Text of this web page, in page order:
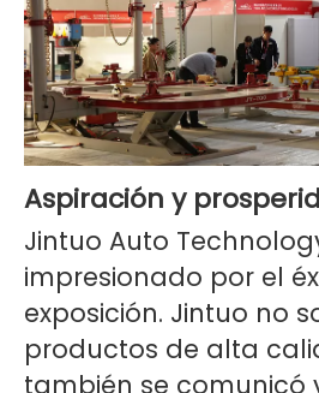
Aspiración y
Jintuo Auto
impresionado por el
exposición. Jintuo no
productos de alta
también se comunicó